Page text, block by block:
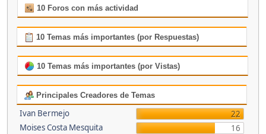
10 Foros con más actividad
10 Temas más importantes (por Respuestas)
10 Temas más importantes (por Vistas)
Principales Creadores de Temas
Ivan Bermejo
22
Moises Costa Mesquita
16